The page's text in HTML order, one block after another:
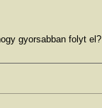
gyorsabban folyt el?